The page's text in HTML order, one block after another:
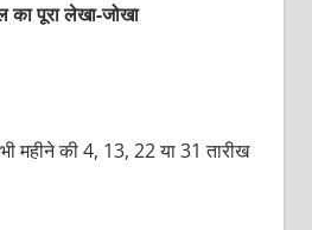
का पूरालेखा-जोखा
महीने की 4, 13, 22 या 31 तारीख